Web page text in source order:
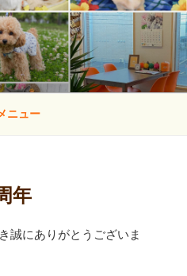
りー
け方教室・犬の幼稚園
ニュー
年
誠にありがとうございま